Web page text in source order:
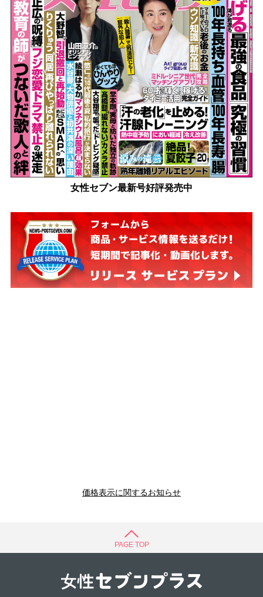
女性セブン最新号好評発売中
価格表示に関するお知らせ
PAGE TOP